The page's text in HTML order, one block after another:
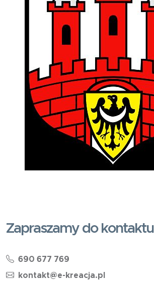
Zapraszamy do kontaktu
690 677 769
kontakt@e-kreacja.pl